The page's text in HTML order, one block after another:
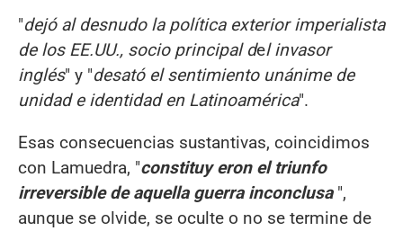
"dejó al desnudo la política exterior imperialista
de los EE.UU., socio principal del invasor
inglés" y "desató el sentimiento unánime de
unidad e identidad en Latinoamérica".
Esas consecuencias sustantivas, coincidimos
con Lamuedra, "constituy eron el triunfo
irreversible de aquella guerra inconclusa ",
aunque se olvide, se oculte o no se termine de